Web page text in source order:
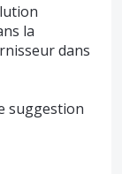
la
dans
suggestion